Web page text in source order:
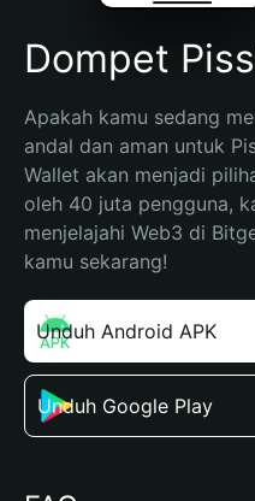
Dompet
Apakah kamu sedang
andal dan aman untuk
Wallet akan menjadi
oleh 40 juta pengguna,
menjelajahi Web3 di
kamu sekarang!
Unduh Android APK
Unduh Google Play